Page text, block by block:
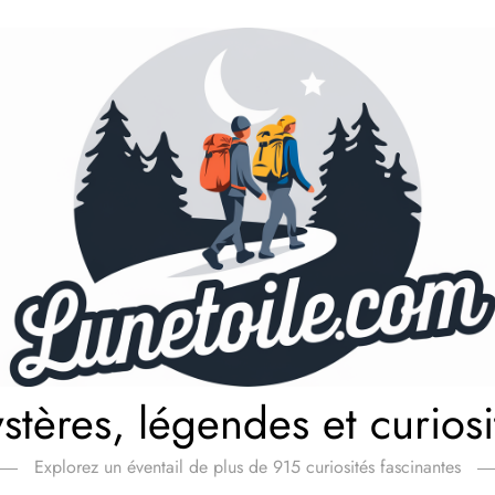
légendes et
Explorez un éventail de plus de 915 curiosités fascinantes